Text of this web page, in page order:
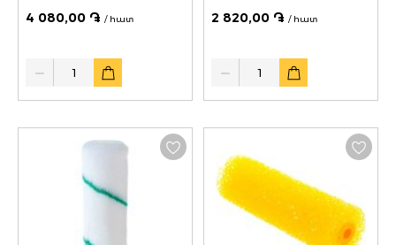
4 080,00 ֏ / հատ 2 820,00 ֏ / հատ